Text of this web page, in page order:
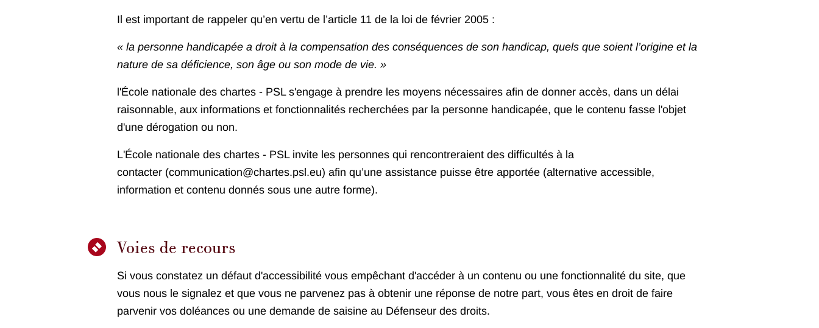
Il est important de rappeler qu’en vertu de l’article 11 de la loi de février 2005 :
« la personne handicapée a droit à la compensation des conséquences de son handicap, quels que soient l’origine et la
nature de sa déficience, son âge ou son mode de vie. »
l'École nationale des chartes - PSL s'engage à prendre les moyens nécessaires afin de donner accès, dans un délai
raisonnable, aux informations et fonctionnalités recherchées par la personne handicapée, que le contenu fasse l'objet
d'une dérogation ou non.
L'École nationale des chartes - PSL invite les personnes qui rencontreraient des difficultés à la
contacter (communication@chartes.psl.eu) afin qu’une assistance puisse être apportée (alternative accessible,
information et contenu donnés sous une autre forme).
Voies de recours
Si vous constatez un défaut d'accessibilité vous empêchant d'accéder à un contenu ou une fonctionnalité du site, que
vous nous le signalez et que vous ne parvenez pas à obtenir une réponse de notre part, vous êtes en droit de faire
parvenir vos doléances ou une demande de saisine au Défenseur des droits.